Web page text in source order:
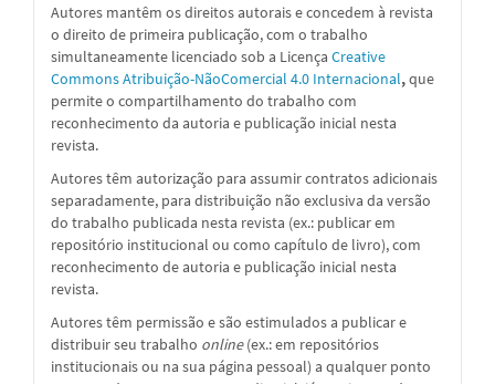
Autores mantêm os direitos autorais e concedem à revista
o direito de primeira publicação, com o trabalho
simultaneamente licenciado sob a Licença Creative
Commons Atribuição-NãoComercial 4.0 Internacional,que
permite o compartilhamento do trabalho com
reconhecimento da autoria e publicação inicial nesta
revista.
Autores têm autorização para assumir contratos adicionais
separadamente, para distribuição não exclusiva da versão
do trabalho publicada nesta revista (ex.: publicar em
repositório institucional ou como capítulo de livro), com
reconhecimento de autoria e publicação inicial nesta
revista.
Autores têm permissão e são estimulados a publicar e
distribuir seu trabalho online(ex.: em repositórios
institucionais ou na sua página pessoal) a qualquer ponto